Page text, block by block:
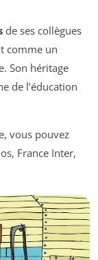
de ses collègues
comme un
Son héritage
de l’éducation
vous pouvez
France Inter,